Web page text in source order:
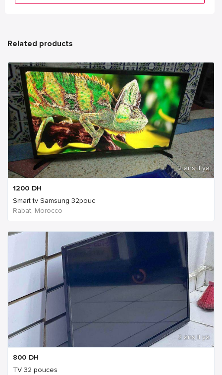
Related products
2 ans Il ya
1200 DH
Smart tv Samsung 32pouc
Rabat, Morocco
2 ans Il ya
800 DH
TV 32 pouces